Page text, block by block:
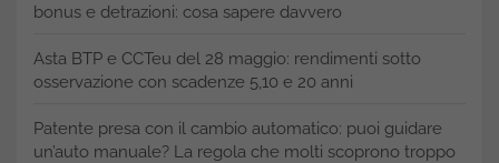
bonus e detrazioni: cosa sapere davvero
Asta BTP e CCTeu del 28 maggio: rendimenti sotto
osservazione con scadenze 5,10 e 20 anni
Patente presa con il cambio automatico: puoi guidare
un’auto manuale? La regola che molti scoprono troppo